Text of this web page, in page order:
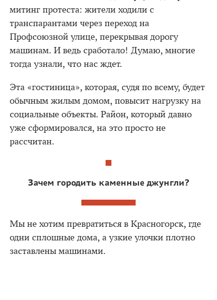
митинг протеста: жители ходили с
транспарантами через переход на
Профсоюзной улице, перекрывая дорогу
машинам. И ведь сработало! Думаю, многие
тогда узнали, что нас ждет.
Эта «гостиница», которая, судя по всему, будет
обычным жилым домом, повысит нагрузку на
социальные объекты. Район, который давно
уже сформировался, на это просто не
рассчитан.
Зачем городить каменные джунгли?
Мы не хотим превратиться в Красногорск, где
одни сплошные дома, а узкие улочки плотно
заставлены машинами.